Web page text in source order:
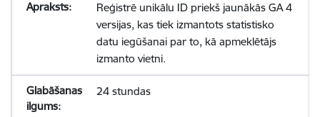
Reģistrē unikālu ID priekš jaunākās GA 4
versijas, kas tiek izmantots statistisko
datu iegūšanai par to, kā apmeklētājs
izmanto vietni.
24 stundas